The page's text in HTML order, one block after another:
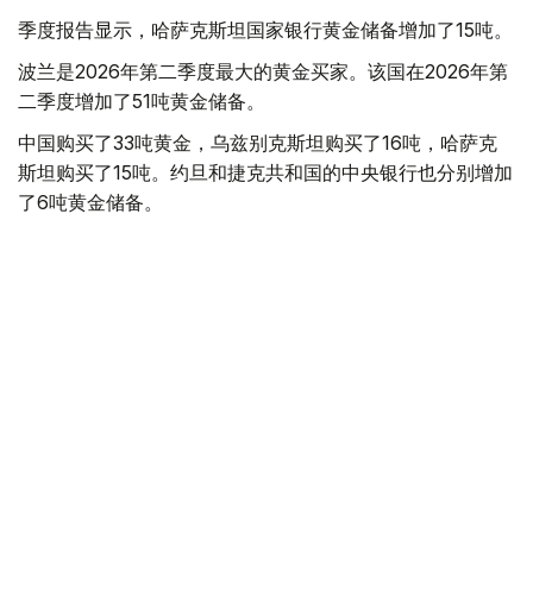
季度报告显示，哈萨克斯坦国家银行黄金储备增加了15吨。
波兰是2026年第二季度最大的黄金买家。该国在2026年第
二季度增加了51吨黄金储备。
中国购买了33吨黄金，乌兹别克斯坦购买了16吨，哈萨克
斯坦购买了15吨。约旦和捷克共和国的中央银行也分别增加
了6吨黄金储备。